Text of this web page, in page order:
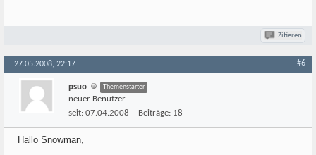
Zitieren
27.05.2008, 22:17 #6
psuo Themenstarter
neuer Benutzer
seit: 07.04.2008 Beiträge: 18
Hallo Snowman,